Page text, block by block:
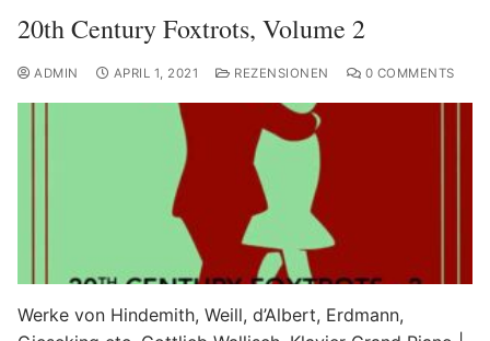
20th Century Foxtrots, Volume 2
ADMIN APRIL 1, 2021 REZENSIONEN 0 COMMENTS
Werke von Hindemith, Weill, d’Albert, Erdmann,